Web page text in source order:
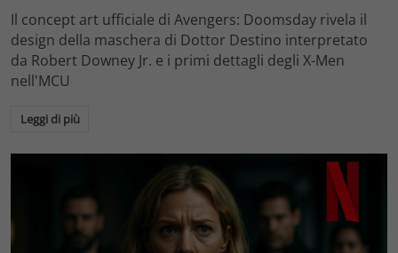
Il concept art ufficiale di Avengers: Doomsday rivela il
design della maschera di Dottor Destino interpretato
da Robert Downey Jr. e i primi dettagli degli X-Men
nell'MCU
Leggi di più